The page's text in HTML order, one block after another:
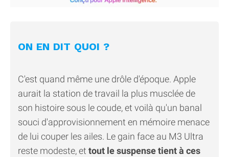
ON EN DIT QUOI ?
C'est quand même une drôle d'époque. Apple
aurait la station de travail la plus musclée de
son histoire sous le coude, et voilà qu'un banal
souci d'approvisionnement en mémoire menace
de lui couper les ailes. Le gain face au M3 Ultra
reste modeste, et tout le suspense tient à ces